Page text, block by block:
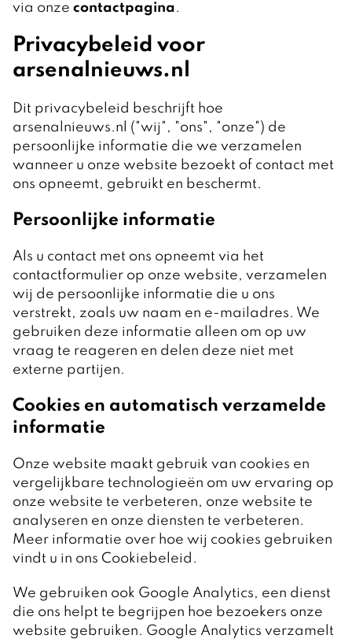
via onze contactpagina.
Privacybeleid voor
arsenalnieuws.nl
Dit privacybeleid beschrijft hoe
arsenalnieuws.nl ("wij", "ons", "onze") de
persoonlijke informatie die we verzamelen
wanneer u onze website bezoekt of contact met
ons opneemt, gebruikt en beschermt.
Persoonlijke informatie
Als u contact met ons opneemt via het
contactformulier op onze website, verzamelen
wij de persoonlijke informatie die u ons
verstrekt, zoals uw naam en e-mailadres. We
gebruiken deze informatie alleen om op uw
vraag te reageren en delen deze niet met
externe partijen.
Cookies en automatisch verzamelde
informatie
Onze website maakt gebruik van cookies en
vergelijkbare technologieën om uw ervaring op
onze website te verbeteren, onze website te
analyseren en onze diensten te verbeteren.
Meer informatie over hoe wij cookies gebruiken
vindt u in ons Cookiebeleid.
We gebruiken ook Google Analytics, een dienst
die ons helpt te begrijpen hoe bezoekers onze
website gebruiken. Google Analytics verzamelt